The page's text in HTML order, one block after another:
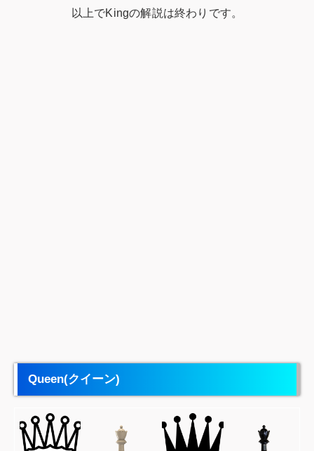
以上でKingの解説は終わりです。
Queen(クイーン)